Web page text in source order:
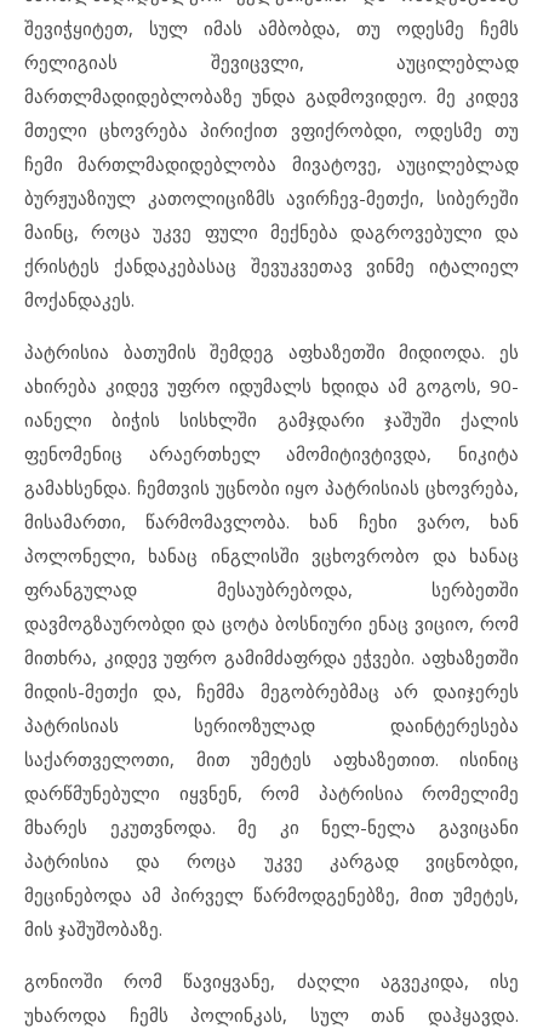
შევიჭყიტეთ, სულ იმას ამბობდა, თუ ოდესმე ჩემს
რელიგიას შევიცვლი, აუცილებლად
მართლმადიდებლობაზე უნდა გადმოვიდეო. მე კიდევ
მთელი ცხოვრება პირიქით ვფიქრობდი, ოდესმე თუ
ჩემი მართლმადიდებლობა მივატოვე, აუცილებლად
ბურჟუაზიულ კათოლიციზმს ავირჩევ-მეთქი, სიბერეში
მაინც, როცა უკვე ფული მექნება დაგროვებული და
ქრისტეს ქანდაკებასაც შევუკვეთავ ვინმე იტალიელ
მოქანდაკეს.
პატრისია ბათუმის შემდეგ აფხაზეთში მიდიოდა. ეს
ახირება კიდევ უფრო იდუმალს ხდიდა ამ გოგოს, 90-
იანელი ბიჭის სისხლში გამჯდარი ჯაშუში ქალის
ფენომენიც არაერთხელ ამომიტივტივდა, ნიკიტა
გამახსენდა. ჩემთვის უცნობი იყო პატრისიას ცხოვრება,
მისამართი, წარმომავლობა. ხან ჩეხი ვარო, ხან
პოლონელი, ხანაც ინგლისში ვცხოვრობო და ხანაც
ფრანგულად მესაუბრებოდა, სერბეთში
დავმოგზაურობდი და ცოტა ბოსნიური ენაც ვიციო, რომ
მითხრა, კიდევ უფრო გამიმძაფრდა ეჭვები. აფხაზეთში
მიდის-მეთქი და, ჩემმა მეგობრებმაც არ დაიჯერეს
პატრისიას სერიოზულად დაინტერესება
საქართველოთი, მით უმეტეს აფხაზეთით. ისინიც
დარწმუნებული იყვნენ, რომ პატრისია რომელიმე
მხარეს ეკუთვნოდა. მე კი ნელ-ნელა გავიცანი
პატრისია და როცა უკვე კარგად ვიცნობდი,
მეცინებოდა ამ პირველ წარმოდგენებზე, მით უმეტეს,
მის ჯაშუშობაზე.
გონიოში რომ წავიყვანე, ძაღლი აგვეკიდა, ისე
უხაროდა ჩემს პოლინკას, სულ თან დაჰყავდა.